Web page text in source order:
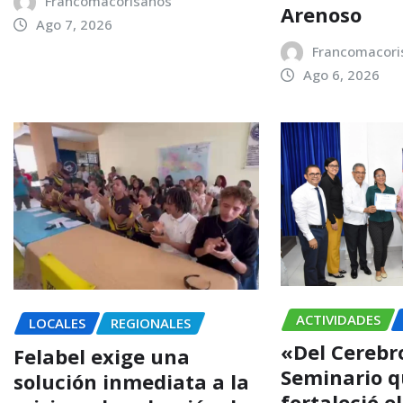
Ago 7, 2026
Arenoso
Ago 6, 2026
LOCALES REGIONALES
Felabel exige una
solución inmediata a la
ACTIVIDADES
«Del
Seminario